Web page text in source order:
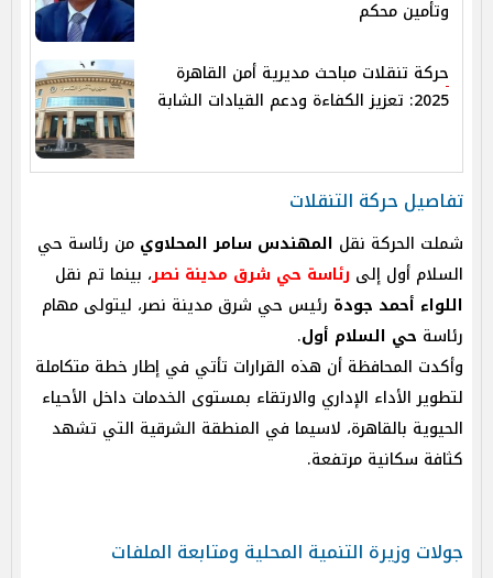
وتأمين محكم
حركة تنقلات مباحث مديرية أمن القاهرة
2025: تعزيز الكفاءة ودعم القيادات الشابة
تفاصيل حركة التنقلات
شملت الحركة نقل المهندس سامر المحلاوي من رئاسة حي
السلام أول إلى رئاسة حي شرق مدينة نصر، بينما تم نقل
اللواء أحمد جودة رئيس حي شرق مدينة نصر، ليتولى مهام
رئاسة حي السلام أول.
وأكدت المحافظة أن هذه القرارات تأتي في إطار خطة متكاملة
لتطوير الأداء الإداري والارتقاء بمستوى الخدمات داخل الأحياء
الحيوية بالقاهرة، لاسيما في المنطقة الشرقية التي تشهد
كثافة سكانية مرتفعة.
جولات وزيرة التنمية المحلية ومتابعة الملفات